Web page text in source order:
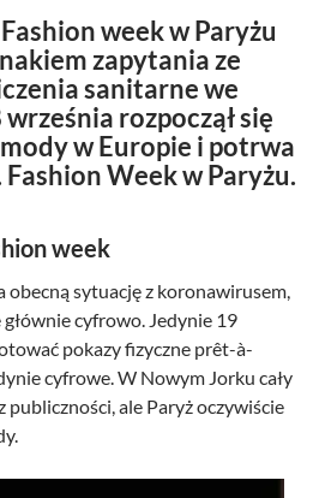
week w Paryżu
zapytania ze
sanitarne we
rozpoczął się
w Europie i potrwa
Week w Paryżu.
week
obecną sytuację z koronawirusem,
cyfrowo. Jedynie 19
pokazy fizyczne prêt-à-
cyfrowe. W Nowym Jorku cały
publiczności, ale Paryż oczywiście